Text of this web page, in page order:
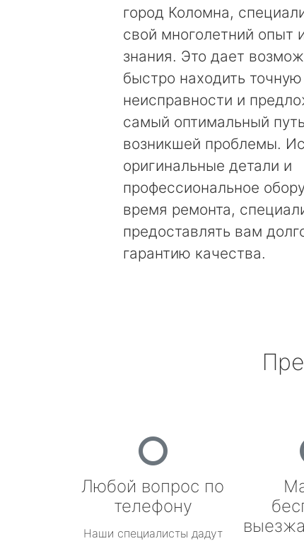
город Коломна,
свой многолетний опыт
знания. Это дает
быстро находить
неисправности и
самый оптимальный
возникшей проблемы.
оригинальные детали и
профессиональное
время ремонта,
предоставлять вам
гарантию качества.
Любой вопрос по
телефону
Наши специалисты дадут